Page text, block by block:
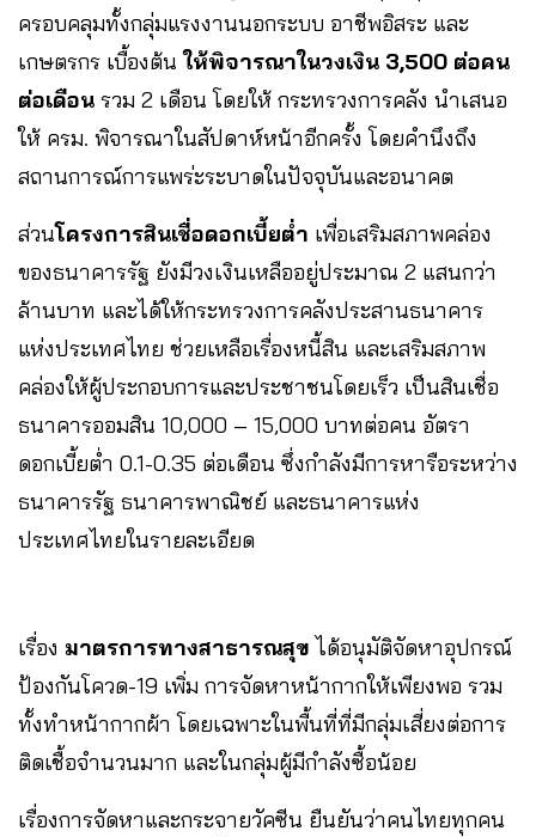
ครอบคลุมทั้งกลุ่มแรงงานนอกระบบ อาชีพอิสระ และ
เกษตรกร เบื้องต้นให้พิจารณาในวงเงิน 3,500 ต่อคน
ต่อเดือน รวม 2 เดือน โดยให้ กระทรวงการคลัง นำเสนอ
ให้ ครม. พิจารณาในสัปดาห์หน้าอีกครั้ง โดยคำนึงถึง
สถานการณ์การแพร่ะระบาดในปัจจุบันและอนาคต
ส่วนโครงการสินเชื่อดอกเบี้ยต่ำ เพื่อเสริมสภาพคล่อง
ของธนาคารรัฐ ยังมีวงเงินเหลืออยู่ประมาณ 2 แสนกว่า
ล้านบาท และได้ให้กระทรวงการคลังประสานธนาคาร
แห่งประเทศไทย ช่วยเหลือเรื่องหนี้สิน และเสริมสภาพ
คล่องให้ผู้ประกอบการและประชาชนโดยเร็ว เป็นสินเชื่อ
ธนาคารออมสิน 10,000 – 15,000 บาทต่อคน อัตรา
ดอกเบี้ยต่ำ 0.1-0.35 ต่อเดือน ซึ่งกำลังมีการหารือระหว่าง
ธนาคารรัฐ ธนาคารพาณิชย์ และธนาคารแห่ง
ประเทศไทยในรายละเอียด
เรื่อง มาตรการทางสาธารณสุข ได้อนุมัติจัดหาอุปกรณ์
ป้องกันโควด-19 เพิ่ม การจัดหาหน้ากากให้เพียงพอ รวม
ทั้งทำหน้ากากผ้า โดยเฉพาะในพื้นที่ที่มีกลุ่มเสี่ยงต่อการ
ติดเชื้อจำนวนมาก และในกลุ่มผู้มีกำลังซื้อน้อย
เรื่องการจัดหาและกระจายวัคซีน ยืนยันว่าคนไทยทุกคน